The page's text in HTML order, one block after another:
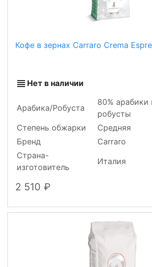
Кофе в зернах Carraro Crema
Нет в наличии
Арабика/Робуста
80% арабики
робусты
Степень обжарки
Средняя
Бренд
Carraro
Страна-
изготовитель
Италия
2 510